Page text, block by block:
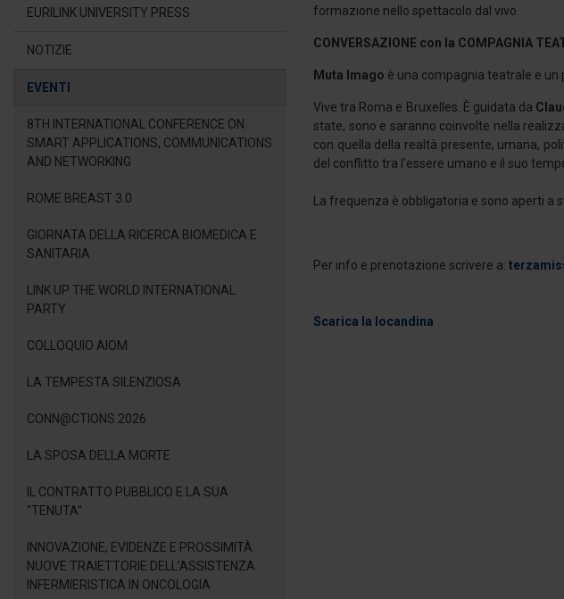
EURILINK UNIVERSITY PRESS
NOTIZIE
EVENTI
8TH INTERNATIONAL CONFERENCE ON
SMART APPLICATIONS, COMMUNICATIONS
AND NETWORKING
ROME BREAST 3.0
GIORNATA DELLA RICERCA BIOMEDICA E
SANITARIA
LINK UP THE WORLD INTERNATIONAL
PARTY
COLLOQUIO AIOM
LA TEMPESTA SILENZIOSA
CONN@CTIONS 2026
LA SPOSA DELLA MORTE
IL CONTRATTO PUBBLICO E LA SUA
"TENUTA"
INNOVAZIONE, EVIDENZE E PROSSIMITÀ:
NUOVE TRAIETTORIE DELL’ASSISTENZA
INFERMIERISTICA IN ONCOLOGIA
formazione nello spettacolo dal vivo.
CONVERSAZIONE con la COMPAGNIA
Muta Imago è una compagnia teatrale e un
Vive tra Roma e Bruxelles. È guidata da
state, sono e saranno coinvolte nella
con quella della realtà presente, umana,
del conflitto tra l'essere umano e il suo
La frequenza è obbligatoria e sono aperti a
Per info e prenotazione scrivere a:
Scarica la locandina